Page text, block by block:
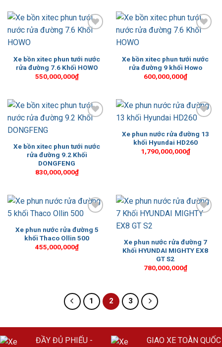
Xe bồn xitec phun tưới nước
rửa đường 7.6 Khối HOWO
550,000,000₫
Xe bồn xitec phun tưới nước
rửa đường 9 khối Howo
600,000,000₫
Xe bồn xitec phun tưới nước
rửa đường 9.2 Khối
DONGFENG
830,000,000₫
Wishlist
Xe phun nước rửa đường 13
khối Hyundai HD260
1,790,000,000₫
Wishlist
Xe phun nước rửa đường 5
khối Thaco Ollin 500
455,000,000₫
Xe phun nước rửa đường 7
Khối HYUNDAI MIGHTY EX8
GT S2
780,000,000₫
1 2 3
ĐẦY ĐỦ PHIẾU -
GIAO XE TOÀN QUỐC